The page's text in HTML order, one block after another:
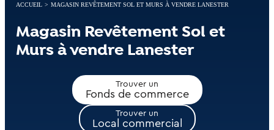
ACCUEIL > MAGASIN REVÊTEMENT SOL ET MURS À VENDRE LANESTER
Magasin Revêtement Sol et
Murs à vendre Lanester
Trouver un
Fonds de commerce
Trouver un
Local commercial